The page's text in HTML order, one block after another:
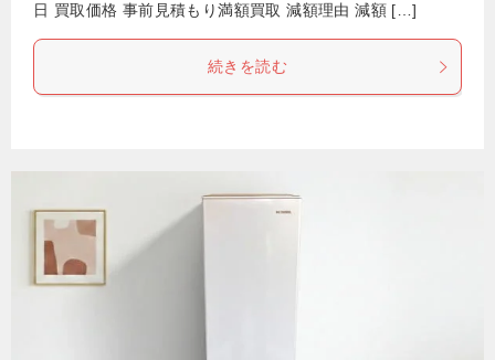
日 買取価格 事前見積もり満額買取 減額理由 減額 […]
続きを読む